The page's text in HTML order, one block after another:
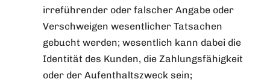
irreführender oder falscher Angabe oder
Verschweigen wesentlicher Tatsachen
gebucht werden; wesentlich kann dabei die
Identität des Kunden, die Zahlungsfähigkeit
oder der Aufenthaltszweck sein;